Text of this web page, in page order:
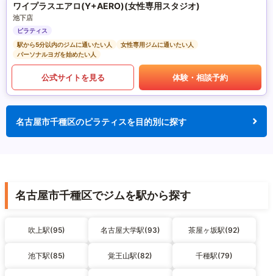
ワイプラスエアロ(Y+AERO)(女性専用スタジオ)
池下店
ピラティス
駅から5分以内のジムに通いたい人
女性専用ジムに通いたい人
パーソナルヨガを始めたい人
公式サイトを見る 体験・相談予約
名古屋市千種区のピラティスを目的別に探す
名古屋市千種区でジムを駅から探す
吹上駅(95) 名古屋大学駅(93) 茶屋ヶ坂駅(92)
池下駅(85) 覚王山駅(82) 千種駅(79)